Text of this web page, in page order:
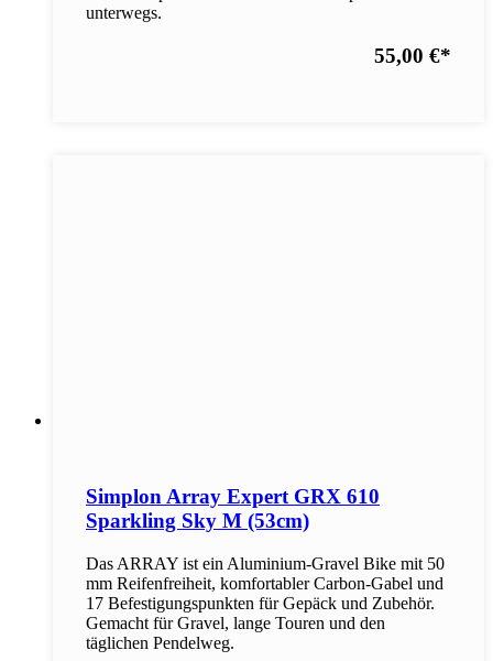
unterwegs.
55,00 €*
Simplon Array Expert GRX 610
Sparkling Sky M (53cm)
Das ARRAY ist ein Aluminium-Gravel Bike mit 50
mm Reifenfreiheit, komfortabler Carbon-Gabel und
17 Befestigungspunkten für Gepäck und Zubehör.
Gemacht für Gravel, lange Touren und den
täglichen Pendelweg.